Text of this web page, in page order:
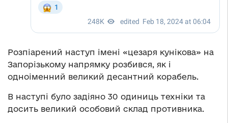
Розпіарений наступ імені «цезаря кунікова» на
Запорізькому напрямку розбився, як і
одноіменний великий десантний корабель.
В наступі було задіяно 30 одиниць техніки та
досить великий особовий склад противника.